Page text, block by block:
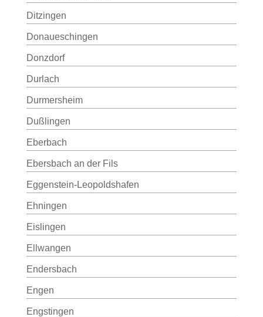
Ditzingen
Donaueschingen
Donzdorf
Durlach
Durmersheim
Dußlingen
Eberbach
Ebersbach an der Fils
Eggenstein-Leopoldshafen
Ehningen
Eislingen
Ellwangen
Endersbach
Engen
Engstingen